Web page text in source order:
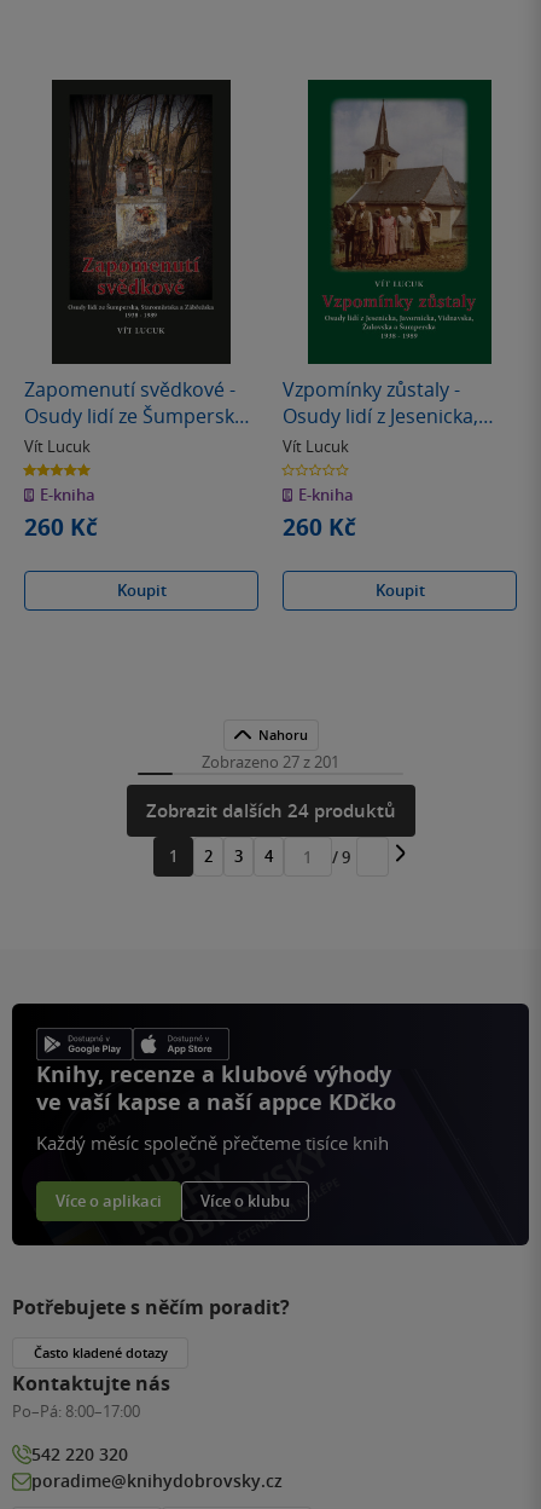
Zapomenutí svědkové -
Osudy lidí ze Šumperska,
Staroměstska a
Zábřežska 1938 – 1989
Vít Lucuk
5.0
z
5
hvězdiček
E-kniha
260 Kč
Koupit
Vzpomínky zůstaly -
Osudy lidí z Jesenicka,
Javornicka, Vidnavska,
Žulovska a Šumperska
1938 – 1989
Vít Lucuk
0.0
z
5
hvězdiček
E-kniha
260 Kč
Koupit
Nahoru
Zobrazeno 27 z 201
Zobrazit dalších 24 produktů
1 2 3 4
Přejít
/ 9
Knihy, recenze a klubové výhody
ve vaší kapse a naší appce KDčko
Každý měsíc společně přečteme tisíce knih
Více o aplikaci Více o klubu
Potřebujete s něčím poradit?
Často kladené dotazy
Kontaktujte nás
Po–Pá: 8:00–17:00
542 220 320
poradime@knihydobrovsky.cz